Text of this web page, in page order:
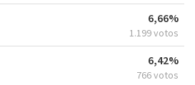
6,66%
1.199 votos
6,42%
766 votos